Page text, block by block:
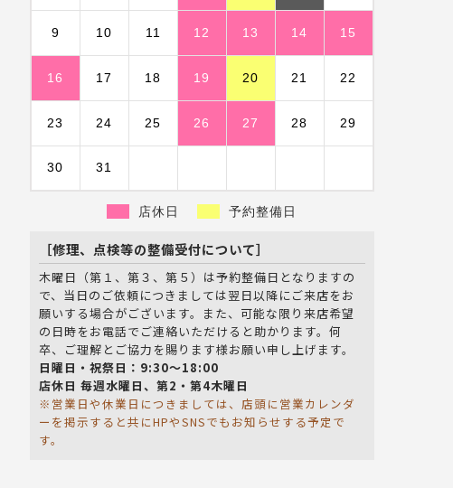
9 10 11 12 13 14 15
16 17 18 19 20 21 22
23 24 25 26 27 28 29
30 31
店休日 予約整備日
［修理、点検等の整備受付について］
木曜日（第１、第３、第５）は予約整備日となりますの
で、当日のご依頼につきましては翌日以降にご来店をお
願いする場合がございます。また、可能な限り来店希望
の日時をお電話でご連絡いただけると助かります。何
卒、ご理解とご協力を賜ります様お願い申し上げます。
日曜日・祝祭日：9:30～18:00
店休日 毎週水曜日、第2・第4木曜日
※営業日や休業日につきましては、店頭に営業カレンダ
ーを掲示すると共にHPやSNSでもお知らせする予定で
す。